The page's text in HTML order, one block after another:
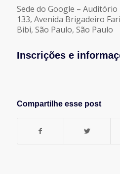
Sede do Google –
133, Avenida Brigadeiro
Bibi, São Paulo, São Paulo
Inscrições e
Compartilhe esse post